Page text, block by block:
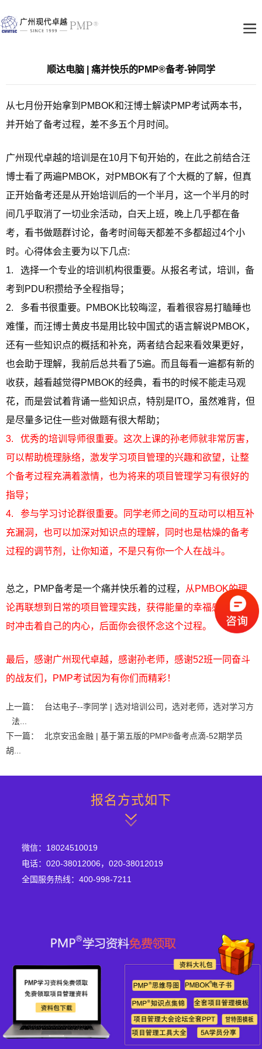
顺达电脑 | 痛并快乐的PMP®备考-钟同学
从七月份开始拿到PMBOK和汪博士解读PMP考试两本书，
并开始了备考过程，差不多五个月时间。
广州现代卓越的培训是在10月下旬开始的，在此之前结合汪
博士看了两遍PMBOK，对PMBOK有了个大概的了解，但真
正开始备考还是从开始培训后的一个半月，这一个半月的时
间几乎取消了一切业余活动，白天上班，晚上几乎都在备
考，看书做题群讨论，备考时间每天都差不多都超过4个小
时。心得体会主要为以下几点:
1. 选择一个专业的培训机构很重要。从报名考试，培训，备
考到PDU积攒给予全程指导；
2. 多看书很重要。PMBOK比较晦涩，看着很容易打瞌睡也
难懂，而汪博士黄皮书是用比较中国式的语言解说PMBOK，
还有一些知识点的概括和补充，两者结合起来看效果更好，
也会助于理解，我前后总共看了5遍。而且每看一遍都有新的
收获，越看越觉得PMBOK的经典，看书的时候不能走马观
花，而是尝试着背诵一些知识点，特别是ITO，虽然难背，但
是尽量多记住一些对做题有很大帮助；
3. 优秀的培训导师很重要。这次上课的孙老师就非常厉害，
可以帮助梳理脉络，激发学习项目管理的兴趣和欲望，让整
个备考过程充满着激情，也为将来的项目管理学习有很好的
指导；
4. 参与学习讨论群很重要。同学老师之间的互动可以相互补
充漏洞，也可以加深对知识点的理解，同时也是枯燥的备考
过程的调节剂，让你知道，不是只有你一个人在战斗。
总之，PMP备考是一个痛并快乐着的过程，
从PMBOK的理
论再联想到日常的项目管理实践，获得能量的幸福感会时不
时冲击着自己的内心，后面你会很怀念这个过程。
最后，感谢广州现代卓越，感谢孙老师，感谢52班一同奋斗
的战友们，PMP考试因为有你们而精彩！
上一篇：
台达电子--李同学 | 选对培训公司，选对老师，选对学习方
法...
下一篇：
北京安迅金融 | 基于第五版的PMP®备考点滴-52期学员
胡...
报名方式如下
微信：18024510019
电话：020-38012006，020-38012019
全国服务热线：400-998-7211